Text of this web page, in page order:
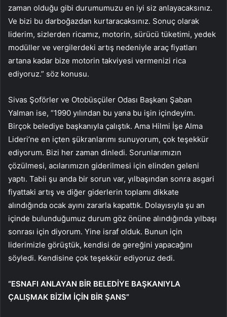
zaman olduğu gibi durumumuzu en iyi siz anlayacaksınız.
Ve bizi bu darboğazdan kurtaracaksınız. Sonuç olarak
liderim, sizlerden ricamız, motorin, sürücü tüketimi, yedek
modüller ve vergilerdeki artış nedeniyle araç fiyatları
artana kadar bize motorin takviyesi vermenizi rica
ediyoruz.” söz konusu.
Sivas Şoförler ve Otobüsçüler Odası Başkanı Şaban
Yalman ise, “1990 yılından bu yana bu işin içindeyim.
Birçok belediye başkanıyla çalıştık. Ama Hilmi İşe Alma
Lideri’ne en içten şükranlarımı sunuyorum, çok teşekkür
ediyorum. Bizi her zaman dinledi. Sorunlarımızın
çözülmesi, acılarımızın giderilmesi için elinden geleni
yaptı. Tabii şu anda bir sorun var, yılbaşından sonra asgari
fiyattaki artış ve diğer giderlerin toplamı dikkate
alındığında ocak ayını zararla kapattık. Dolayısıyla şu an
içinde bulunduğumuz durum göz önüne alındığında yılbaşı
sonrası için diyorum. Yine israf olduk. Bunun için
liderimizle görüştük, kendisi de gereğini yapacağını
söyledi. Kendisine çok teşekkür ediyoruz dedi.
“ESNAFI ANLAYAN BİR BELEDİYE BAŞKANIYLA
ÇALIŞMAK BİZİM İÇİN BİR ŞANS”